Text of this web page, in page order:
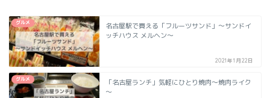
グルメ
名古屋駅で買える「フルーツサンド」～サンドイ
ッチハウス メルヘン～
2021年1月22日
グルメ
「名古屋ランチ」気軽にひとり焼肉～焼肉ライク
～